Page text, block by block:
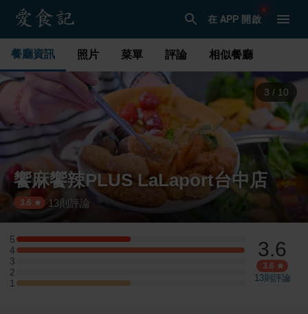
在 APP 開啟
餐廳資訊 照片 菜單 評論 相似餐廳
4 / 10
饗麻饗辣PLUS LaLaport台中店
3.6 ·13則評論
5
5 星：1 則評論
4
4 星：2 則評論
3
3 星：0 則評論
2
2 星：0 則評論
1
1 星：1 則評論
3.6
3.6
13則評論